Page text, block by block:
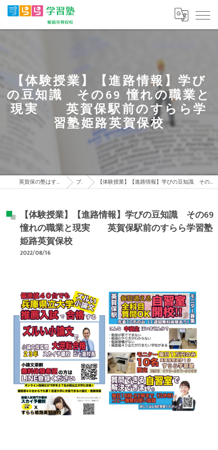
【体験授業】【進路情報】学び
の豆知識 その69 憧れの職業と
現実 英賀保駅前のすらら学
習塾姫路英賀保校
英賀保の塾はすらら学習塾 姫路英賀保校 ブログ 【体験授業】【進路情報】学びの豆知識 その69 憧れの職業と現実 英賀保駅前のすらら学習塾姫路英賀保校
【体験授業】【進路情報】学びの豆知識 その69
憧れの職業と現実 英賀保駅前のすらら学習塾
姫路英賀保校
2022/08/16